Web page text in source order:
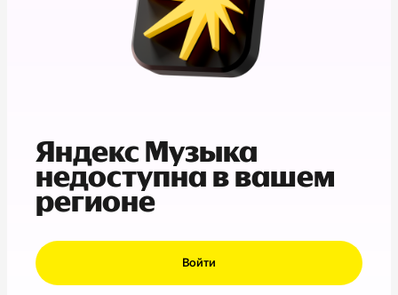
Яндекс Музыка
недоступна в вашем
регионе
Войти